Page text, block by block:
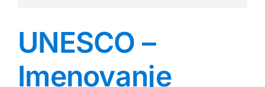
UNESCO –
Imenovanje